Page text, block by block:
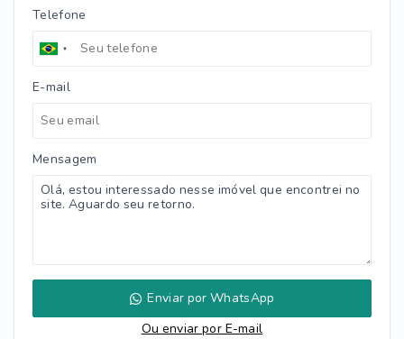
Telefone
E-mail
Mensagem
Enviar por WhatsApp
Ou enviar por E-mail